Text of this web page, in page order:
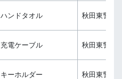
ハンドタオル 秋田東警察
充電ケーブル 秋田東警察
キーホルダー 秋田東警察